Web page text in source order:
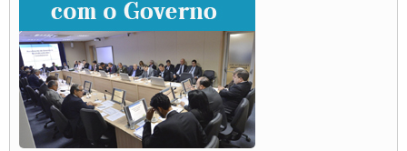
Grande Conquista da Categoria transporte de Cargas e Caminhoneiros Autonomos
ENCONTRO INTERNACIONAL EM APOIO A CLASSE TRABALHADORA
DO BRASIL E A ELEIÇÃO 2022
Carta às Brasileiras e aos Brasileiros em Defesa do Estado Democrático de Direito
Paulinho, presidente da CNTTL, faz balanço do 3º Congresso da CNTTL
Caminhoneiros aprovam greve a partir do 1º de novembro
Rodoviários de Feira Santana fazem Assembleia para avaliar proposta de reajuste
salarial